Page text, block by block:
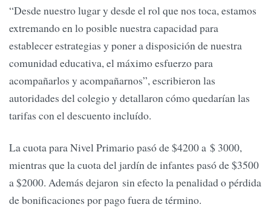
“Desde nuestro lugar y desde el rol que nos toca, estamos
extremando en lo posible nuestra capacidad para
establecer estrategias y poner a disposición de nuestra
comunidad educativa, el máximo esfuerzo para
acompañarlos y acompañarnos”, escribieron las
autoridades del colegio y detallaron cómo quedarían las
tarifas con el descuento incluído.
La cuota para Nivel Primario pasó de $4200 a $ 3000,
mientras que la cuota del jardín de infantes pasó de $3500
a $2000. Además dejaron sin efecto la penalidad o pérdida
de bonificaciones por pago fuera de término.